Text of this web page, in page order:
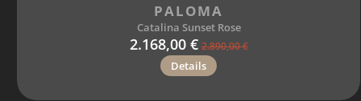
2.168,00 € 2.890,00 €
PALOMA
Catalina Sunset Rose
Details